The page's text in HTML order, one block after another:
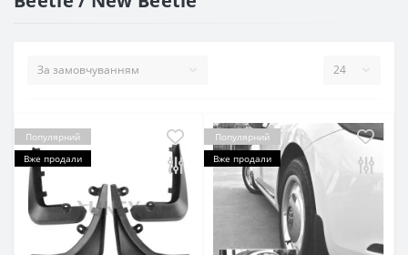
Популярний
Вже продали
Популярний
Вже продали